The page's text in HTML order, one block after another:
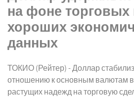
на фоне торговых
хороших
данных
ТОКИО (Рейтер) - Доллар
отношению к основным валютам
растущих надежд на торговую